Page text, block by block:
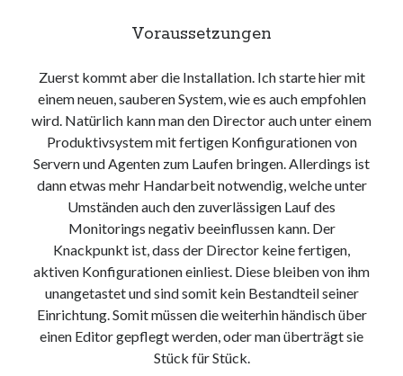
Voraussetzungen
Zuerst kommt aber die Installation. Ich starte hier mit
einem neuen, sauberen System, wie es auch empfohlen
wird. Natürlich kann man den Director auch unter einem
Produktivsystem mit fertigen Konfigurationen von
Servern und Agenten zum Laufen bringen. Allerdings ist
dann etwas mehr Handarbeit notwendig, welche unter
Umständen auch den zuverlässigen Lauf des
Monitorings negativ beeinflussen kann. Der
Knackpunkt ist, dass der Director keine fertigen,
aktiven Konfigurationen einliest. Diese bleiben von ihm
unangetastet und sind somit kein Bestandteil seiner
Einrichtung. Somit müssen die weiterhin händisch über
einen Editor gepflegt werden, oder man überträgt sie
Stück für Stück.